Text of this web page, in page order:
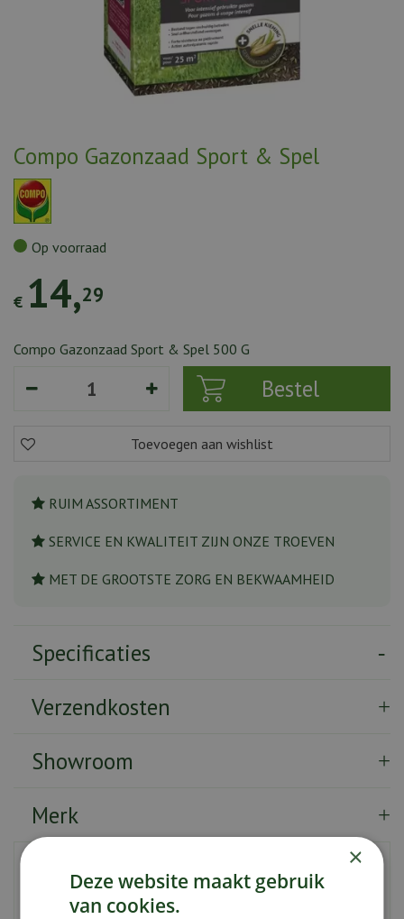
Compo Gazonzaad Sport & Spel
€ 14,29
Op voorraad
Compo Gazonzaad Sport & Spel 500 G
RUIM ASSORTIMENT
SERVICE EN KWALITEIT ZIJN ONZE TROEVEN
MET DE GROOTSTE ZORG EN BEKWAAMHEID
Specificaties
Verzendkosten
Showroom
Merk
EAN code
×
Deze website maakt gebruik
van cookies.